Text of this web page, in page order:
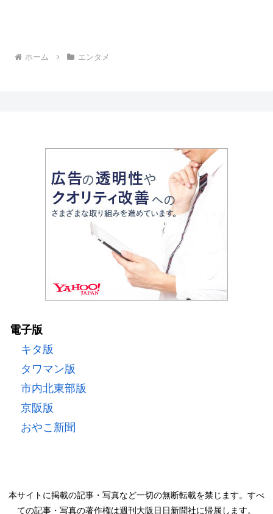
ホーム エンタメ
電子版
キタ版
タワマン版
市内北東部版
京阪版
おやこ新聞
本サイトに掲載の記事・写真など一切の無断転載を禁じます。すべ
ての記事・写真の著作権は週刊大阪日日新聞社に帰属します。